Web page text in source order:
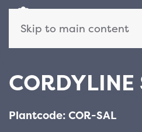
Skip to main content
CORDYLINE
Plantcode: COR-SAL